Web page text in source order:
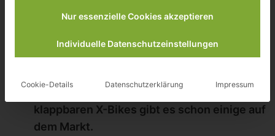
Anzeigen ]
Desk-Bikes in Form von Pedaltrainern und
klappbaren X-Bikes gibt es schon einige auf
dem Markt.
Nur essenzielle Cookies akzeptieren
Individuelle Datenschutzeinstellungen
Cookie-Details Datenschutzerklärung Impressum